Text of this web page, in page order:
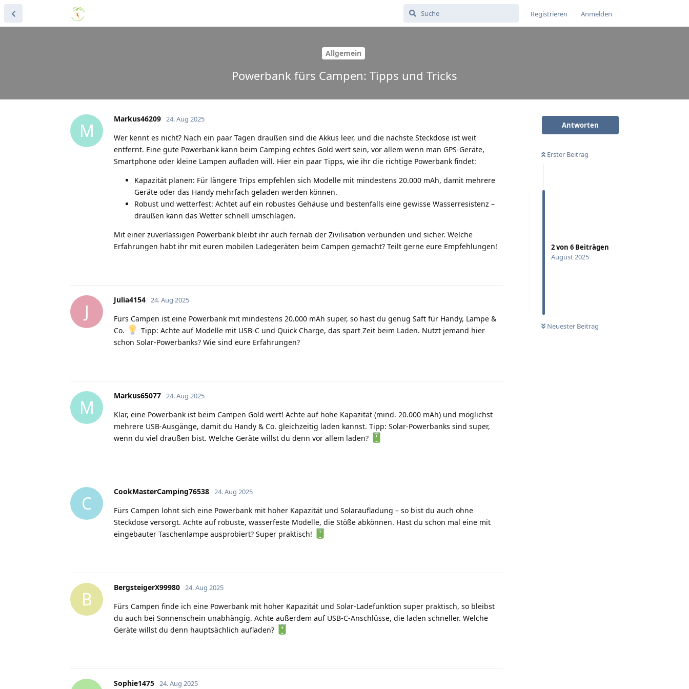
Registrieren Anmelden
Allgemein
Powerbank fürs Campen: Tipps und Tricks
Antworten
Erster Beitrag
2von 6 Beiträgen
August 2025
Neuester Beitrag
M
Markus46209 24. Aug 2025
Wer kennt es nicht? Nach ein paar Tagen draußen sind die Akkus leer, und die nächste Steckdose ist weit
entfernt. Eine gute Powerbank kann beim Camping echtes Gold wert sein, vor allem wenn man GPS-Geräte,
Smartphone oder kleine Lampen aufladen will. Hier ein paar Tipps, wie ihr die richtige Powerbank findet:
Kapazität planen: Für längere Trips empfehlen sich Modelle mit mindestens 20.000 mAh, damit mehrere
Geräte oder das Handy mehrfach geladen werden können.
Robust und wetterfest: Achtet auf ein robustes Gehäuse und bestenfalls eine gewisse Wasserresistenz –
draußen kann das Wetter schnell umschlagen.
Mit einer zuverlässigen Powerbank bleibt ihr auch fernab der Zivilisation verbunden und sicher. Welche
Erfahrungen habt ihr mit euren mobilen Ladegeräten beim Campen gemacht? Teilt gerne eure Empfehlungen!
J
Julia4154 24. Aug 2025
Fürs Campen ist eine Powerbank mit mindestens 20.000 mAh super, so hast du genug Saft für Handy, Lampe &
Co.
Tipp: Achte auf Modelle mit USB-C und Quick Charge, das spart Zeit beim Laden. Nutzt jemand hier
schon Solar-Powerbanks? Wie sind eure Erfahrungen?
M
Markus65077 24. Aug 2025
Klar, eine Powerbank ist beim Campen Gold wert! Achte auf hohe Kapazität (mind. 20.000 mAh) und möglichst
mehrere USB-Ausgänge, damit du Handy & Co. gleichzeitig laden kannst. Tipp: Solar-Powerbanks sind super,
wenn du viel draußen bist. Welche Geräte willst du denn vor allem laden?
C
CookMasterCamping76538 24. Aug 2025
Fürs Campen lohnt sich eine Powerbank mit hoher Kapazität und Solaraufladung – so bist du auch ohne
Steckdose versorgt. Achte auf robuste, wasserfeste Modelle, die Stöße abkönnen. Hast du schon mal eine mit
eingebauter Taschenlampe ausprobiert? Super praktisch!
B
BergsteigerX99980 24. Aug 2025
Fürs Campen finde ich eine Powerbank mit hoher Kapazität und Solar-Ladefunktion super praktisch, so bleibst
du auch bei Sonnenschein unabhängig. Achte außerdem auf USB-C-Anschlüsse, die laden schneller. Welche
Geräte willst du denn hauptsächlich aufladen?
Sophie1475 24. Aug 2025